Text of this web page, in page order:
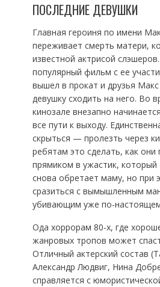
ПОСЛЕДНИЕ ДЕВУШКИ
Главная героиня по имени
переживает смерть матери,
известной актрисой
популярный фильм с ее
вышел в прокат и друзья
девушку сходить на него. Во
кинозале внезапно
все пути к выходу.
скрыться — пролезть через
ребятам это сделать, как они
прямиком в ужастик,
снова обретает маму, но при
сразиться с вымышленным
убивающим уже по-
Ода хоррорам 80-х, где
жанровых тропов может
Отличный актерский состав
Александр Людвиг, Нина
справляется с